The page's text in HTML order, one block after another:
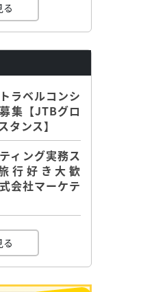
る
ラベルコンシ
集【JTBグロ
タンス】
ィング実務ス
行好き大歓
会社マーケテ
る